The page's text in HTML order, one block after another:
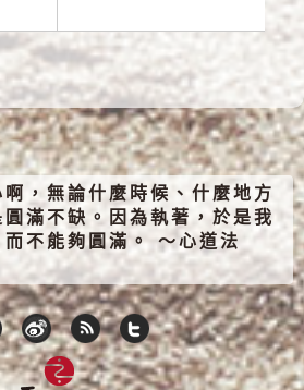
，無論什麼時候、什麼地方
滿不缺。因為執著，於是我
不能夠圓滿。 ～心道法